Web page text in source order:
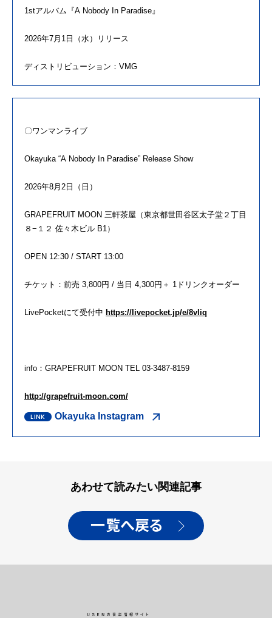
1stアルバム 『A Nobody In Paradise』
2026年7月1日（水） リリース
ディストリビューション：VMG
〇ワンマンライブ
Okayuka “A Nobody In Paradise” Release Show
2026年8月2日（日）
GRAPEFRUIT MOON 三軒茶屋（東京都世田谷区太子堂２丁目
８−１２ 佐々木ビル B1）
OPEN 12:30 / START 13:00
チケット：前売 3,800円 / 当日 4,300円＋ 1ドリンクオーダー
LivePocketにて受付中 https://livepocket.jp/e/8vliq
info：GRAPEFRUIT MOON TEL 03-3487-8159
http://grapefruit-moon.com/
Okayuka Instagram
あわせて読みたい関連記事
一覧へ戻る